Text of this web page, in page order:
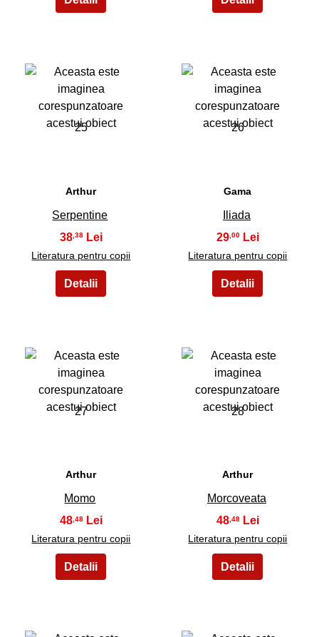
25
Arthur
Serpentine
38,38
Literatura pentru copii
26
Gama
Iliada
29,00
Literatura pentru copii
27
Arthur
Momo
48 ,48
Literatura pentru copii
28
Arthur
Morcoveata
48 ,48
Literatura pentru copii